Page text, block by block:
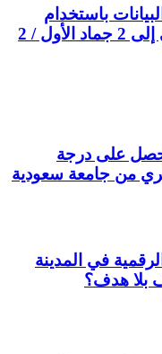
باستخدام
حزمة SPSS ه، 28 ربيع الثاني إلى 2 جماد الأول / 2
على درجة
من جامعة سعودية
في المدينة
بلا هدف؟